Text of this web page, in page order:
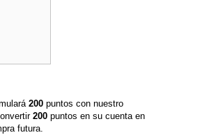
200 puntos con nuestro
200 puntos en su cuenta en
futura.